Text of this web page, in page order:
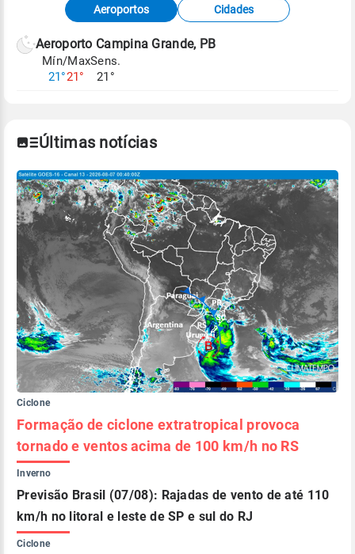
meteorológicas e satélite do Centro de Previsão
de Tempo e Estudos Climáticos (CPTEC).
Para obter mais informações sobre os dados
Aeroportos Cidades
Aeroporto Campina Grande, PB
Mín/Max
21°21°
Sens.
21°
Últimas notícias
Ciclone
Formação de ciclone extratropical provoca
tornado e ventos acima de 100 km/h no RS
Inverno
Previsão Brasil (07/08): Rajadas de vento de até 110
km/h no litoral e leste de SP e sul do RJ
Ciclone